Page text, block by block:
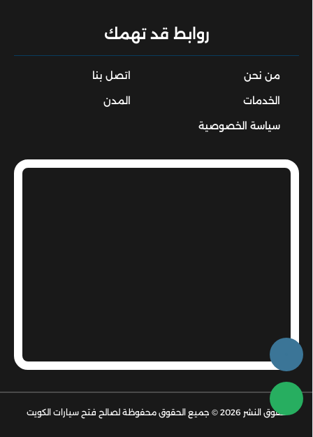
روابط قد تهمك
من نحن
اتصل بنا
الخدمات
المدن
سياسة الخصوصية
حقوق النشر 2026 © جميع الحقوق محفوظة لصالح فتح سيارات الكويت